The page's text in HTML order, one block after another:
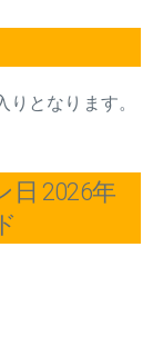
となります。
日 2026年